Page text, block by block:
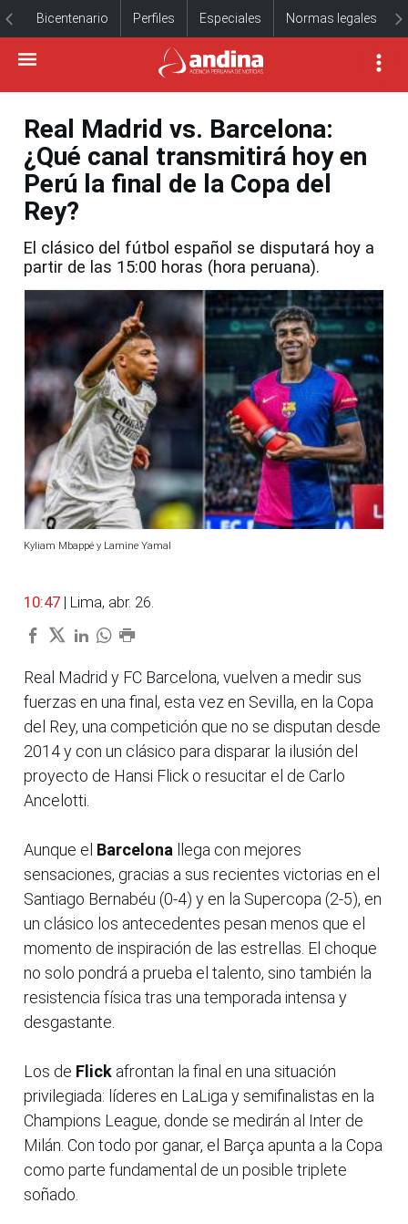
Bicentenario Perfiles Especiales Normas legales
Real Madrid vs. Barcelona:
¿Qué canal transmitirá hoy en
Perú la final de la Copa del
Rey?
El clásico del fútbol español se disputará hoy a
partir de las 15:00 horas (hora peruana).
Kyliam Mbappé y Lamine Yamal
10:47 | Lima, abr. 26.
Real Madrid y FC Barcelona, vuelven a medir sus
fuerzas en una final, esta vez en Sevilla, en la Copa
del Rey, una competición que no se disputan desde
2014 y con un clásico para disparar la ilusión del
proyecto de Hansi Flick o resucitar el de Carlo
Ancelotti.
Aunque el Barcelona
llega con mejores
sensaciones, gracias a sus recientes victorias en el
Santiago Bernabéu (0-4) y en la Supercopa (2-5), en
un clásico los antecedentes pesan menos que el
momento de inspiración de las estrellas. El choque
no solo pondrá a prueba el talento, sino también la
resistencia física tras una temporada intensa y
desgastante.
Los de Flick afrontan la final en una situación
privilegiada: líderes en LaLiga y semifinalistas en la
Champions League, donde se medirán al Inter de
Milán. Con todo por ganar, el Barça apunta a la Copa
como parte fundamental de un posible triplete
soñado.